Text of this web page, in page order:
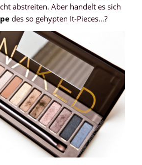
abstreiten. Aber handelt es sich
des so gehypten It-Pieces…?